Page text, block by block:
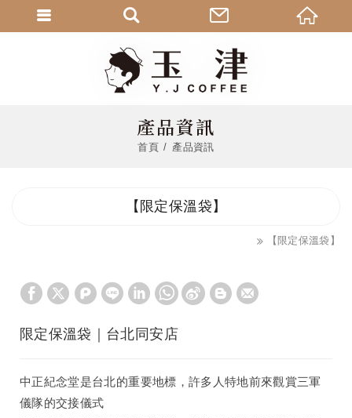
產品資訊
首頁 產品資訊
【限定保溫袋】
【限定保溫袋】
限定保溫袋｜台北同安店
中正紀念堂是台北的重要地標，許多人特地前來觀賞三軍
儀隊的交接儀式